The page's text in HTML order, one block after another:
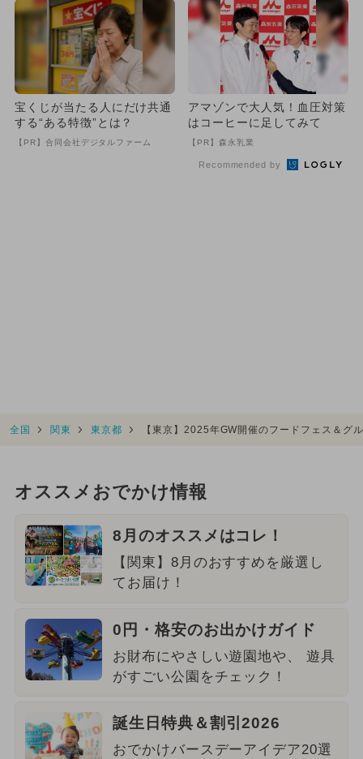
宝くじが当たる人にだけ共通
する“ある特徴”とは？
【PR】合同会社デジタルファーム
アマゾンで大人気！血圧対策
はコーヒーに足してみて
【PR】森永乳業
Recommended by
全国 関東 東京都 【東京】2025年GW開催のフードフェス＆
オススメおでかけ情報
8月のオススメはコレ！
【関東】8月のおすすめを厳選し
てお届け！
0円・格安のお出かけガイド
お財布にやさしい遊園地や、 遊具
がすごい公園をチェック！
誕生日特典＆割引2026
おでかけバースデーアイデア20選